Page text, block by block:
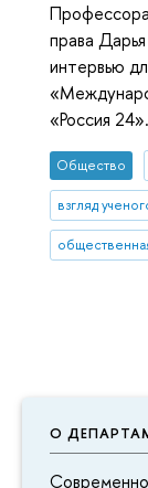
О
права
интервью
«Россия 24».
Общество
взгляд